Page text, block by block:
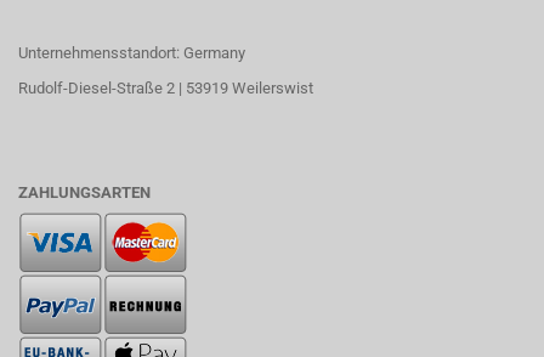
Unternehmensstandort: Germany
Rudolf-Diesel-Straße 2 | 53919 Weilerswist
ZAHLUNGSARTEN